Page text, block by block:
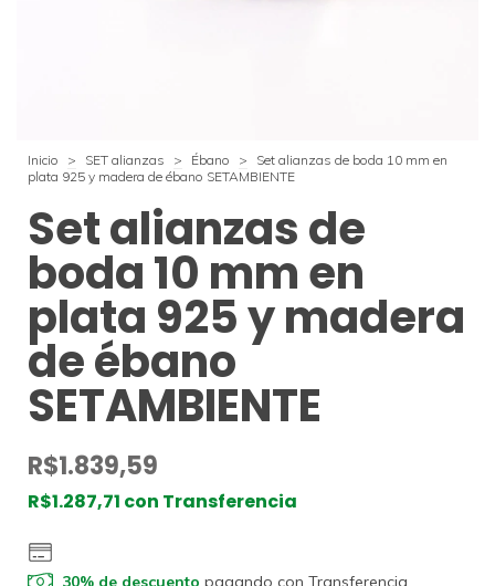
Inicio > SET alianzas > Ébano >
Set alianzas de boda 10 mm en
plata 925 y madera de ébano SETAMBIENTE
Set alianzas de
boda 10 mm en
plata 925 y madera
de ébano
SETAMBIENTE
R$1.839,59
R$1.287,71 con Transferencia
30% de descuento pagando con Transferencia